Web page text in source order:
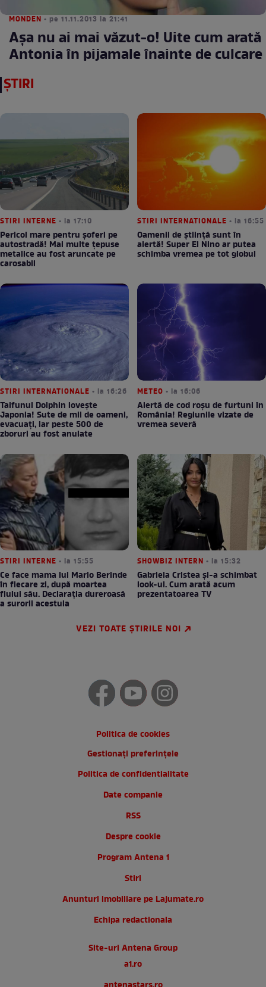
MONDEN • pe 11.11.2013 la 21:41
Aşa nu ai mai văzut-o! Uite cum arată
Antonia în pijamale înainte de culcare
ȘTIRI
STIRI INTERNE • la 17:10
Pericol mare pentru șoferi pe
autostradă! Mai multe țepuse
metalice au fost aruncate pe
carosabil
STIRI INTERNATIONALE • la 16:55
Oamenii de știință sunt în
alertă! Super El Nino ar putea
schimba vremea pe tot globul
STIRI INTERNATIONALE • la 16:26
Taifunul Dolphin lovește
Japonia! Sute de mii de oameni,
evacuați, iar peste 500 de
zboruri au fost anulate
METEO • la 16:06
Alertă de cod roșu de furtuni în
România! Regiunile vizate de
vremea severă
STIRI INTERNE • la 15:55
Ce face mama lui Mario Berinde
în fiecare zi, după moartea
fiului său. Declarația dureroasă
a surorii acestuia
SHOWBIZ INTERN • la 15:32
Gabriela Cristea și-a schimbat
look-ul. Cum arată acum
prezentatoarea TV
VEZI TOATE ȘTIRILE NOI
Politica de cookies
Gestionați preferințele
Politica de confidentialitate
Date companie
RSS
Despre cookie
Program Antena 1
Stiri
Anunturi imobiliare pe Lajumate.ro
Echipa redactionala
Site-uri Antena Group
a1.ro